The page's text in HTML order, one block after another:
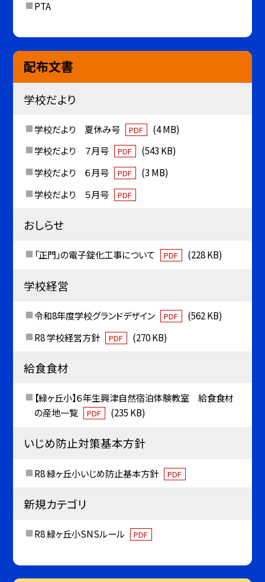
PTA
配布文書
学校だより
学校だより 夏休み号 PDF
(4 MB)
学校だより ７月号
PDF
(543 KB)
学校だより ６月号
PDF
(3 MB)
学校だより ５月号
PDF
おしらせ
「正門」の電子錠化工事について PDF (228 KB)
学校経営
令和8年度学校グランドデザイン PDF
(562 KB)
R8 学校経営方針
PDF (270 KB)
給食食材
【緑ヶ丘小】６年生興津自然宿泊体験教室 給食食材
の産地一覧
PDF (235 KB)
いじめ防止対策基本方針
R8 緑ヶ丘小いじめ防止基本方針 PDF
新規カテゴリ
R8 緑ヶ丘小SNSルール PDF